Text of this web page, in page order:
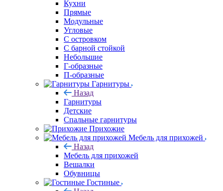
Кухни
Прямые
Модульные
Угловые
С островком
С барной стойкой
Небольшие
Г-образные
П-образные
Гарнитуры
Назад
Гарнитуры
Детские
Спальные гарнитуры
Прихожие
Мебель для прихожей
Назад
Мебель для прихожей
Вешалки
Обувницы
Гостиные